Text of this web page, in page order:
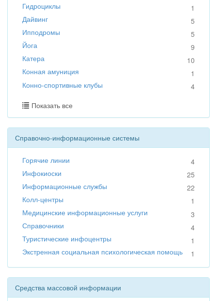
Гидроциклы
1
Дайвинг
5
Ипподромы
5
Йога
9
Катера
10
Конная амуниция
1
Конно-спортивные клубы
4
Показать все
Справочно-информационные системы
Горячие линии
4
Инфокиоски
25
Информационные службы
22
Колл-центры
1
Медицинские информационные услуги
3
Справочники
4
Туристические инфоцентры
1
Экстренная социальная психологическая помощь
1
Средства массовой информации